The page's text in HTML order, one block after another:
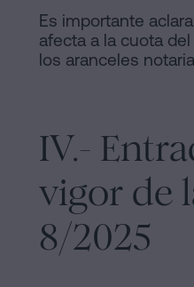
Es importante
afecta a la cuota
los aranceles
IV.-
vigor de
8/2025